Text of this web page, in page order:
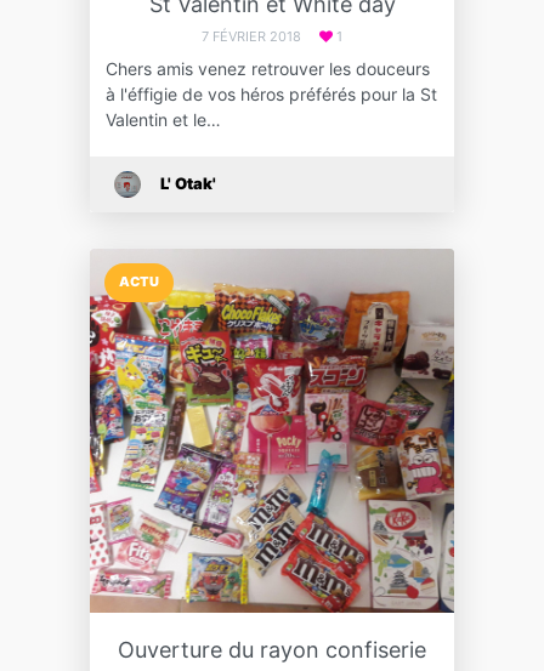
7 FÉVRIER 2018 1
Chers amis venez retrouver les douceurs
à l'éffigie de vos héros préférés pour la St
Valentin et le…
L' Otak'
ACTU
Ouverture du rayon confiserie